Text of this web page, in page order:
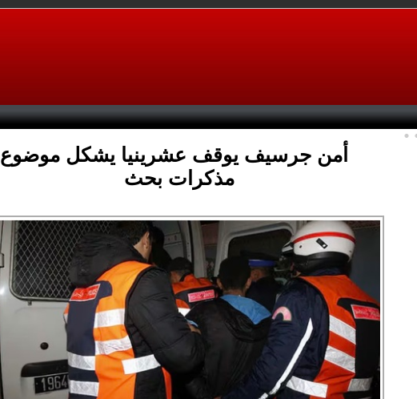
أمن جرسيف يوقف عشرينيا يشكل موضوع
مذكرات بحث